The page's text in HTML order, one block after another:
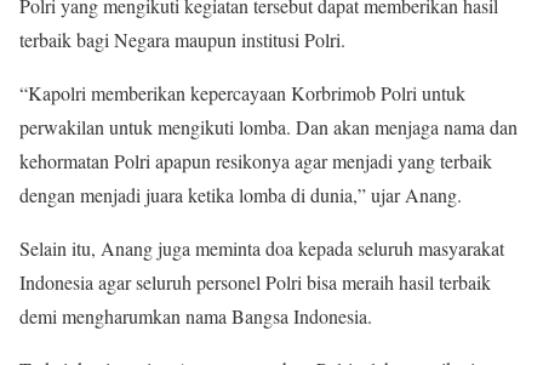
Polri yang mengikuti kegiatan tersebut dapat memberikan hasil
terbaik bagi Negara maupun institusi Polri.
“Kapolri memberikan kepercayaan Korbrimob Polri untuk
perwakilan untuk mengikuti lomba. Dan akan menjaga nama dan
kehormatan Polri apapun resikonya agar menjadi yang terbaik
dengan menjadi juara ketika lomba di dunia,” ujar Anang.
Selain itu, Anang juga meminta doa kepada seluruh masyarakat
Indonesia agar seluruh personel Polri bisa meraih hasil terbaik
demi mengharumkan nama Bangsa Indonesia.